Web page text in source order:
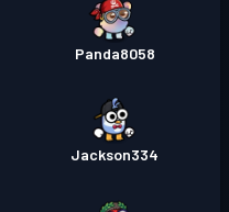
Panda8058
Jackson334